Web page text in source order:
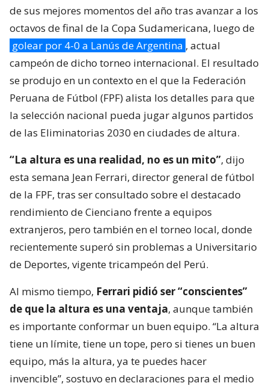
de sus mejores momentos del año tras avanzar a los
octavos de final de la Copa Sudamericana, luego de
golear por 4-0 a Lanús de Argentina , actual
campeón de dicho torneo internacional. El resultado
se produjo en un contexto en el que la Federación
Peruana de Fútbol (FPF) alista los detalles para que
la selección nacional pueda jugar algunos partidos
de las Eliminatorias 2030 en ciudades de altura.
“La altura es una realidad, no es un mito”, dijo
esta semana Jean Ferrari, director general de fútbol
de la FPF, tras ser consultado sobre el destacado
rendimiento de Cienciano frente a equipos
extranjeros, pero también en el torneo local, donde
recientemente superó sin problemas a Universitario
de Deportes, vigente tricampeón del Perú.
Al mismo tiempo, Ferrari pidió ser “conscientes”
de que la altura es una ventaja, aunque también
es importante conformar un buen equipo. “La altura
tiene un límite, tiene un tope, pero si tienes un buen
equipo, más la altura, ya te puedes hacer
invencible”, sostuvo en declaraciones para el medio